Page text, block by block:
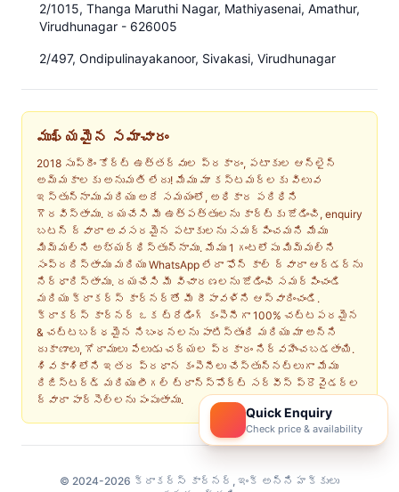
Quick Enquiry
Check price & availability
2/1015, Thanga Maruthi Nagar, Mathiyasenai, Amathur,
Virudhunagar - 626005
2/497, Ondipulinayakanoor, Sivakasi, Virudhunagar
ముఖ్యమైన సమాచారం
2018 సుప్రీం కోర్ట్ ఉత్తర్వుల ప్రకారం, పటాకుల ఆన్‌లైన్
అమ్మకాలకు అనుమతి లేదు! మేము మా కస్టమర్‌లకు విలువ
ఇస్తున్నాము మరియు అదే సమయంలో, అధికార పరిధిని
గౌరవిస్తాము. దయచేసి మీ ఉత్పత్తులను కార్ట్‌కు జోడించి, enquiry
బటన్ ద్వారా అవసరమైన పటాకులను సమర్పించమని మేము
మిమ్మల్ని అభ్యర్థిస్తున్నాము. మేము 1 గంటలోపు మిమ్మల్ని
సంప్రదిస్తాము మరియు WhatsApp లేదా ఫోన్ కాల్ ద్వారా ఆర్డర్‌ను
నిర్ధారిస్తాము. దయచేసి మీ విచారణలను జోడించి సమర్పించండి
మరియు క్రాకర్స్ కార్నర్‌తో మీ దీపావళిని ఆస్వాదించండి.
క్రాకర్స్ కార్నర్ ఒక ట్రేడింగ్ కంపెనీగా 100% చట్టపరమైన
& చట్టబద్ధమైన నిబంధనలను పాటిస్తుంది మరియు మా అన్ని
దుకాణాలు, గోదాములు పేలుడు చర్యల ప్రకారం నిర్వహించబడతాయి.
శివకాశిలోని ఇతర ప్రధాన కంపెనీలు చేస్తున్నట్లుగా మేము
రిజిస్టర్డ్ మరియు లీగల్ ట్రాన్స్‌పోర్ట్ సర్వీస్ ప్రొవైడర్ల
ద్వారా పార్సెల్‌లను పంపుతాము.
© 2024-2026 క్రాకర్‌స్ కార్నర్, ఇంక్ అన్ని హక్కులు